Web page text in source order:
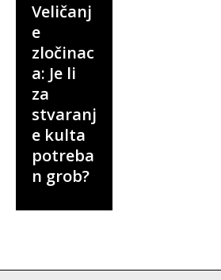
Veličanj
e
zločinac
a: Je li
za
stvaranj
e kulta
potreba
n grob?